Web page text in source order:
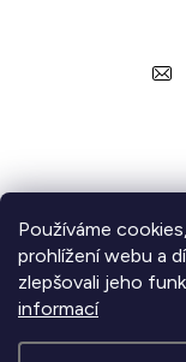
Používáme
prohlížení webu a
zlepšovali jeho
informací
Informace pro
Zjistěte více